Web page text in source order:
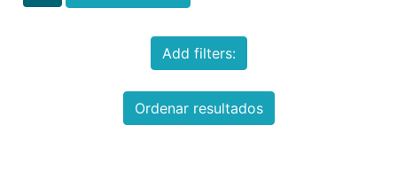
Add filters:
Ordenar resultados